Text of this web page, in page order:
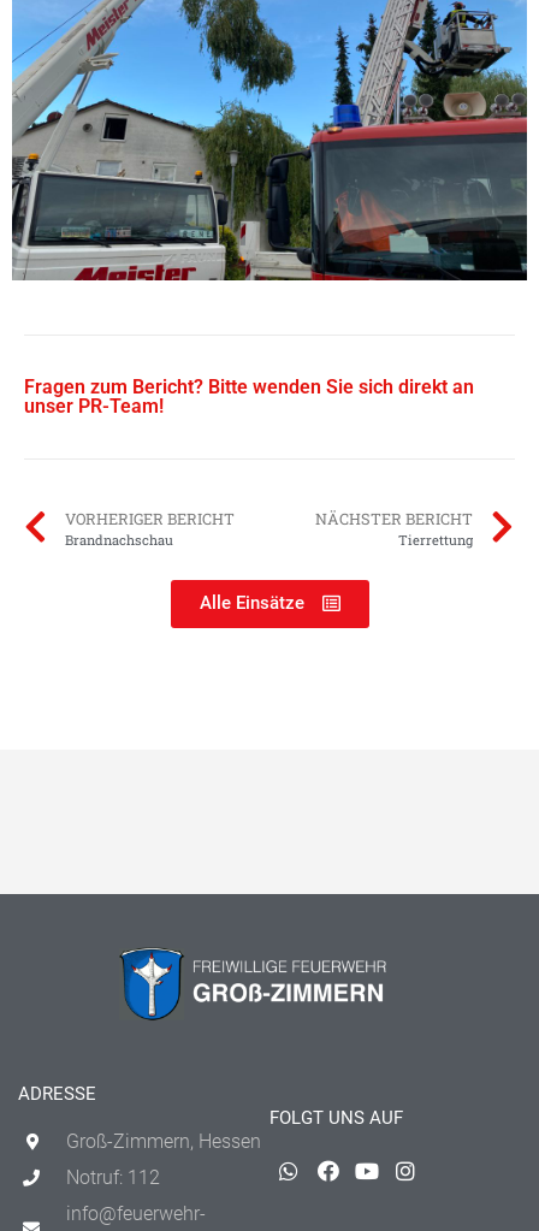
Fragen zum Bericht? Bitte wenden Sie sich direkt an
unser PR-Team!
VORHERIGER BERICHT
Brandnachschau
NÄCHSTER BERICHT
Tierrettung
Alle Einsätze
ADRESSE
Groß-Zimmern, Hessen
Notruf: 112
info@feuerwehr-
FOLGT UNS AUF